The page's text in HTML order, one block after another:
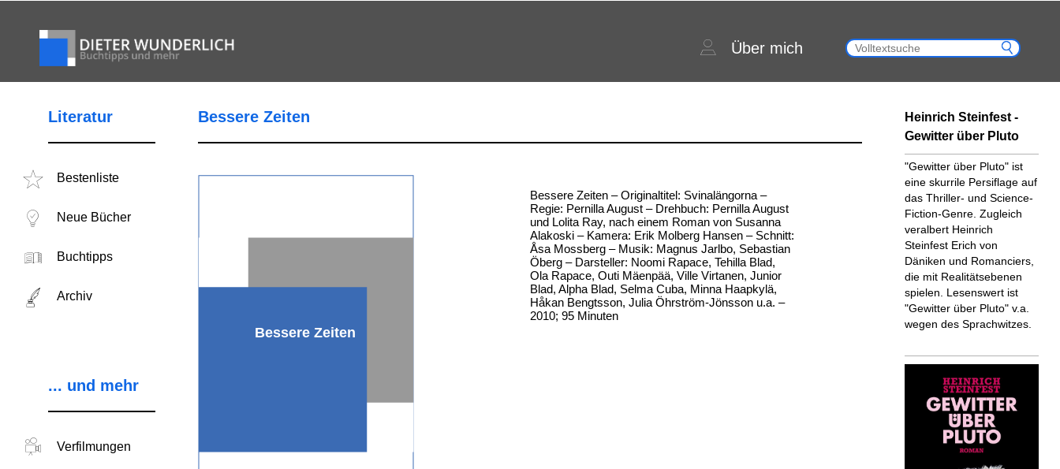
Über mich
Literatur
Bestenliste
Neue Bücher
Buchtipps
Archiv
... und mehr
Verfilmungen
Bessere Zeiten
Bessere Zeiten
Bessere Zeiten – Originaltitel: Svinalängorna –
Regie: Pernilla August – Drehbuch: Pernilla August
und Lolita Ray, nach einem Roman von Susanna
Alakoski – Kamera: Erik Molberg Hansen – Schnitt:
Åsa Mossberg – Musik: Magnus Jarlbo, Sebastian
Öberg – Darsteller: Noomi Rapace, Tehilla Blad,
Ola Rapace, Outi Mäenpää, Ville Virtanen, Junior
Blad, Alpha Blad, Selma Cuba, Minna Haapkylä,
Håkan Bengtsson, Julia Öhrström-Jönsson u.a. –
2010; 95 Minuten
Heinrich Steinfest -
Gewitter über Pluto
"Gewitter über Pluto" ist
eine skurrile Persiflage auf
das Thriller- und Science-
Fiction-Genre. Zugleich
veralbert Heinrich
Steinfest Erich von
Däniken und Romanciers,
die mit Realitätsebenen
spielen. Lesenswert ist
"Gewitter über Pluto" v.a.
wegen des Sprachwitzes.